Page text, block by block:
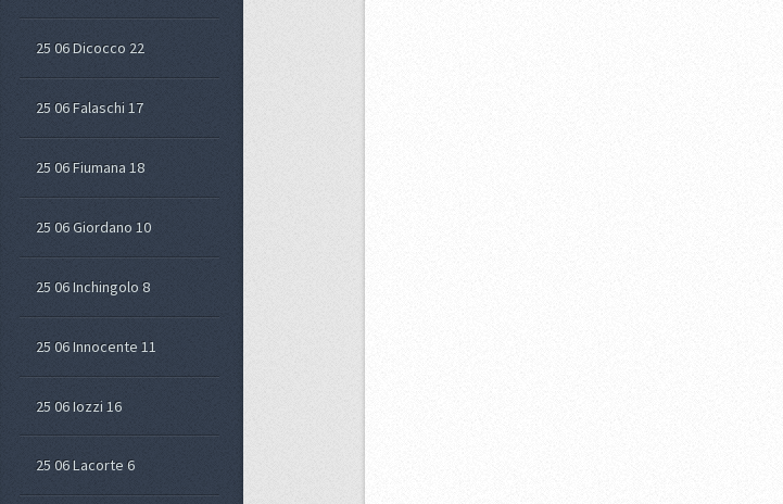
25 06 Dicocco 22
25 06 Falaschi 17
25 06 Fiumana 18
25 06 Giordano 10
25 06 Inchingolo 8
25 06 Innocente 11
25 06 Iozzi 16
25 06 Lacorte 6